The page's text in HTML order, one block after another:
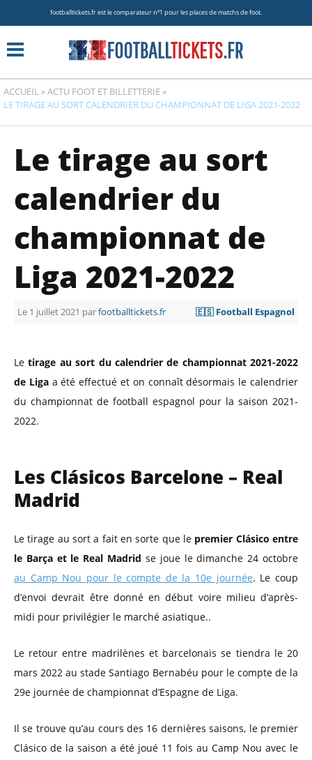
footballtickets.fr est le comparateur nº1 pour les places de matchs de foot.
ACCUEIL »ACTU FOOT ET BILLETTERIE »
LE TIRAGE AU SORT CALENDRIER DU CHAMPIONNAT DE LIGA 2021-2022
Le tirage au sort
calendrier du
championnat de
Liga 2021-2022
Le 1 juillet 2021 parfootballtickets.fr 🇪🇸 Football Espagnol
Letirage au sort du calendrier de championnat 2021-2022
de Ligaa été effectué et on connaît désormais le calendrier
du championnat de football espagnol pour la saison 2021-
2022.
Les Clásicos Barcelone – Real
Madrid
Le tirage au sort a fait en sorte que le premier Clásico entre
le Barça et le Real Madrid se joue le dimanche 24 octobre
au Camp Nou pour le compte de la 10e journée. Le coup
d’envoi devrait être donné en début voire milieu d’après-
midi pour privilégier le marché asiatique..
Le retour entre madrilènes et barcelonais se tiendra le 20
mars 2022 au stade Santiago Bernabéu pour le compte de la
29e journée de championnat d’Espagne de Liga.
Il se trouve qu’au cours des 16 dernières saisons, le premier
Clásico de la saison a été joué 11 fois au Camp Nou avec le